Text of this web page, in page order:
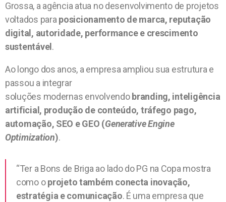
Grossa, a agência atua no desenvolvimento de projetos
voltados paraposicionamento de marca, reputação
digital, autoridade, performance e crescimento
sustentável .
Ao longo dos anos, a empresa ampliou sua estrutura e
passou a integrar
soluções modernas envolvendo branding, inteligência
artificial, produção de conteúdo, tráfego pago,
automação, SEO e GEO (Generative Engine
Optimization).
“Ter a Bons de Briga ao lado do PG na Copa mostra
como oprojeto também conecta inovação,
estratégia e comunicação. É uma empresa que